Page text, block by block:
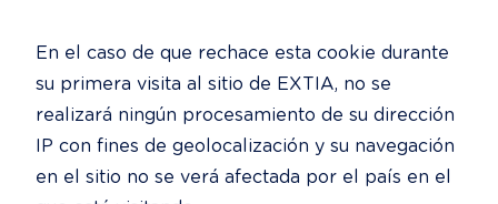
En el caso de que rechace esta cookie durante
su primera visita al sitio de EXTIA, no se
realizará ningún procesamiento de su dirección
IP con fines de geolocalización y su navegación
en el sitio no se verá afectada por el país en el